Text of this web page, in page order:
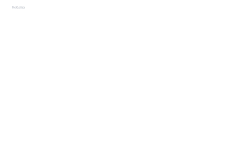
Reklama